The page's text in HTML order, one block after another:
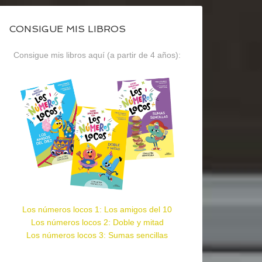
CONSIGUE MIS LIBROS
Consigue mis libros aquí (a partir de 4 años):
Los números locos 1: Los amigos del 10
Los números locos 2: Doble y mitad
Los números locos 3: Sumas sencillas